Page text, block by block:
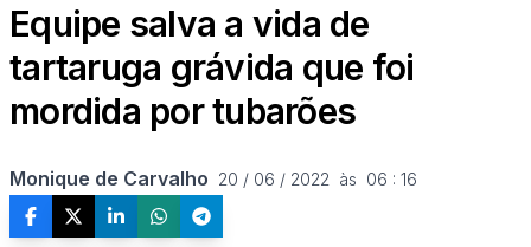
Equipe salva a vida de
tartaruga grávida que foi
mordida por tubarões
Monique de Carvalho 20 / 06 / 2022  às  06 : 16